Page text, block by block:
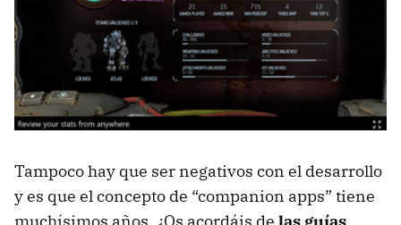
Tampoco hay que ser negativos con el desarrollo
y es que el concepto de “companion apps” tiene
muchísimos años. ¿Os acordáis de las guías